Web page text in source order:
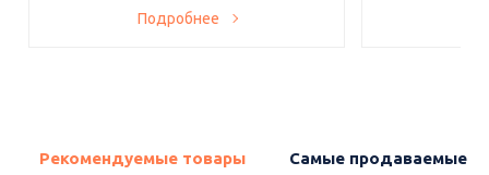
Подробнее
Рекомендуемые товары Самые продаваемые